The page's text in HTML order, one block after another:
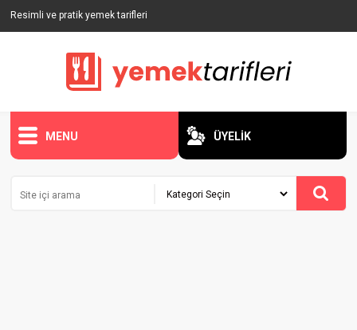
Resimli ve pratik yemek tarifleri
MENU ÜYELİK